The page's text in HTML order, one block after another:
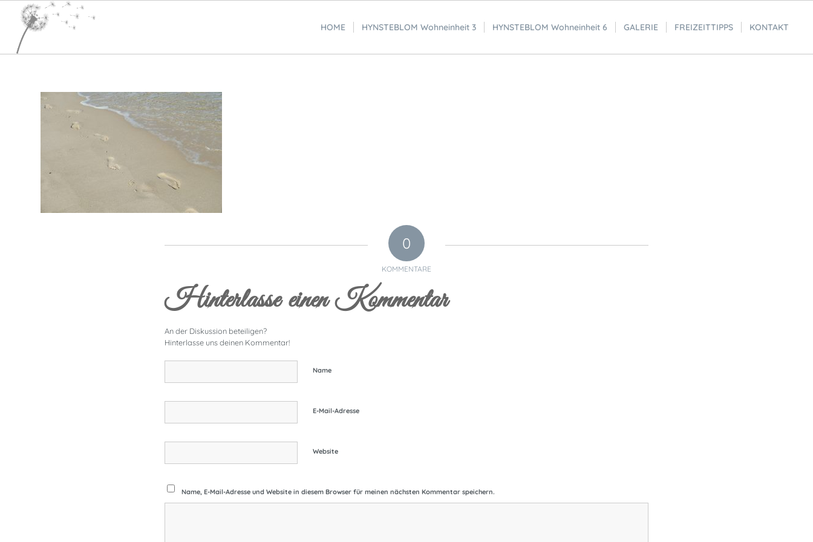
HOME HYNSTEBLOM Wohneinheit 3 HYNSTEBLOM Wohneinheit 6 GALERIE FREIZEITTIPPS KONTAKT
0
KOMMENTARE
Hinterlasse einen Kommentar
An der Diskussion beteiligen?
Hinterlasse uns deinen Kommentar!
Name
E-Mail-Adresse
Website
Name, E-Mail-Adresse und Website in diesem Browser für meinen nächsten Kommentar speichern.